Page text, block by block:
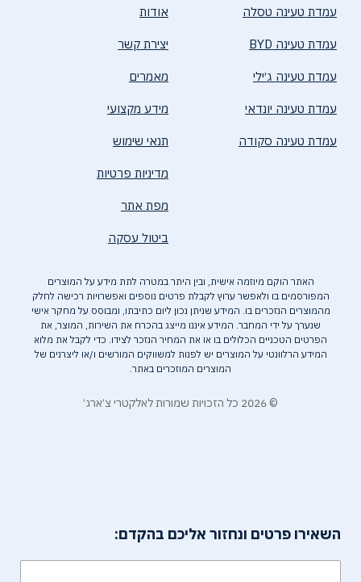
עמדת טעינה טסלה
עמדת טעינה BYD
עמדת טעינה ג׳ילי
עמדת טעינה יונדאי
עמדת טעינה סקודה
אודות
יצירת קשר
מאמרים
מידע מקצועי
תנאי שימוש
מדיניות פרטיות
מפת אתר
ביטול עסקה
האתר הוקם מיוזמה אישית, ובין היתר במטרה לתת מידע על המוצרים
המפורסמים בו ולאפשר ערוץ לקבלת פרטים נוספים ואפשרויות רכישה לחלק
מהמוצרים הנזכרים בו. המידע שניתן נכון ליום כתיבתו, ומבוסס על מחקר אישי
שנערך על ידי המחבר. המידע איננו מייצג בהכרח את השירות, המוצר, את
הפרטים הטכניים הכלולים בו או את המחיר הנזכר לצידו. כדי לקבל את מלוא
המידע הרלוונטי על המוצרים יש לפנות למשווקים המורשים ו/או ליצרנים של
המוצרים המוזכרים באתר.
© 2026 כל הזכויות שמורות לאלקטרי צ׳ארג׳
השאירו פרטים ונחזור אליכם בהקדם: